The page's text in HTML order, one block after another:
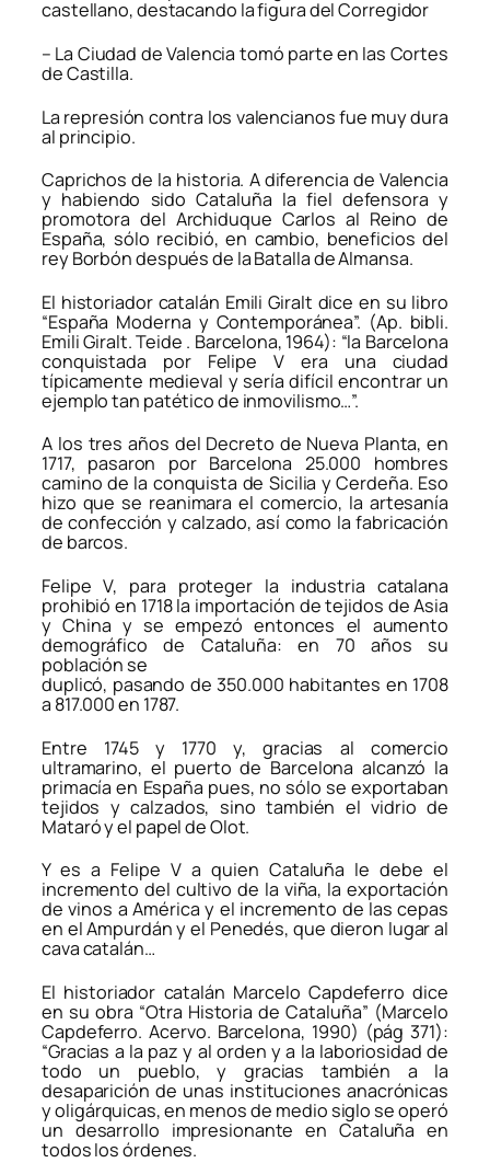
castellano, destacando la figura del Corregidor
– La Ciudad de Valencia tomó parte en las Cortes
de Castilla.
La represión contra los valencianos fue muy dura
al principio.
Caprichos de la historia. A diferencia de Valencia
y habiendo sido Cataluña la fiel defensora y
promotora del Archiduque Carlos al Reino de
España, sólo recibió, en cambio, beneficios del
rey Borbón después de la Batalla de Almansa.
El historiador catalán Emili Giralt dice en su libro
“España Moderna y Contemporánea”. (Ap. bibli.
Emili Giralt. Teide . Barcelona, 1964): “la Barcelona
conquistada por Felipe V era una ciudad
típicamente medieval y sería difícil encontrar un
ejemplo tan patético de inmovilismo…”.
A los tres años del Decreto de Nueva Planta, en
1717, pasaron por Barcelona 25.000 hombres
camino de la conquista de Sicilia y Cerdeña. Eso
hizo que se reanimara el comercio, la artesanía
de confección y calzado, así como la fabricación
de barcos.
Felipe V, para proteger la industria catalana
prohibió en 1718 la importación de tejidos de Asia
y China y se empezó entonces el aumento
demográfico de Cataluña: en 70 años su
población se
duplicó, pasando de 350.000 habitantes en 1708
a 817.000 en 1787.
Entre 1745 y 1770 y, gracias al comercio
ultramarino, el puerto de Barcelona alcanzó la
primacía en España pues, no sólo se exportaban
tejidos y calzados, sino también el vidrio de
Mataró y el papel de Olot.
Y es a Felipe V a quien Cataluña le debe el
incremento del cultivo de la viña, la exportación
de vinos a América y el incremento de las cepas
en el Ampurdán y el Penedés, que dieron lugar al
cava catalán…
El historiador catalán Marcelo Capdeferro dice
en su obra “Otra Historia de Cataluña” (Marcelo
Capdeferro. Acervo. Barcelona, 1990) (pág 371):
“Gracias a la paz y al orden y a la laboriosidad de
todo un pueblo, y gracias también a la
desaparición de unas instituciones anacrónicas
y oligárquicas, en menos de medio siglo se operó
un desarrollo impresionante en Cataluña en
todos los órdenes.